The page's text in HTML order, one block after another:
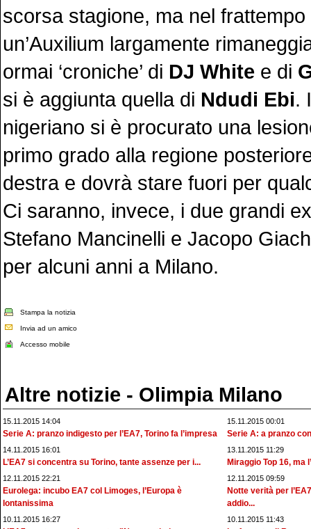
scorsa stagione, ma nel frattempo
un’Auxilium largamente
ormai ‘croniche’ di DJ White e di
si è aggiunta quella di Ndudi Ebi.
nigeriano si è procurato una
primo grado alla regione
destra e dovrà stare fuori per
Ci saranno, invece, i due grandi
Stefano Mancinelli e Jacopo
per alcuni anni a Milano.
Stampa la notizia
Invia ad un amico
Accesso mobile
Altre notizie - Olimpia Milano
15.11.2015 14:04
Serie A: pranzo indigesto per l’EA7, Torino fa l’impresa
15.11.2015 00:01
Serie A: a pranzo
14.11.2015 16:01
L’EA7 si concentra su Torino, tante assenze per i...
13.11.2015 11:29
Miraggio Top 16, ma
12.11.2015 22:21
Eurolega: incubo EA7 col Limoges, l’Europa è
lontanissima
12.11.2015 09:59
Notte verità per
addio...
10.11.2015 16:27 10.11.2015 11:43